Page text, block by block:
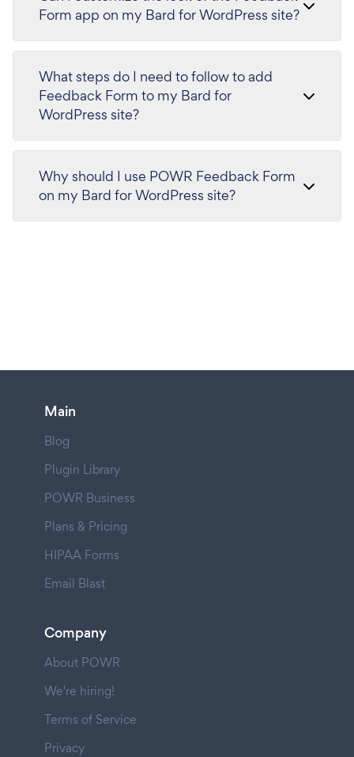
Form app on my Bard for WordPress site?
What steps do I need to follow to add
Feedback Form to my Bard for
WordPress site?
Why should I use POWR Feedback Form
on my Bard for WordPress site?
Main
Blog
Plugin Library
POWR Business
Plans & Pricing
HIPAA Forms
Email Blast
Company
About POWR
We're hiring!
Terms of Service
Privacy